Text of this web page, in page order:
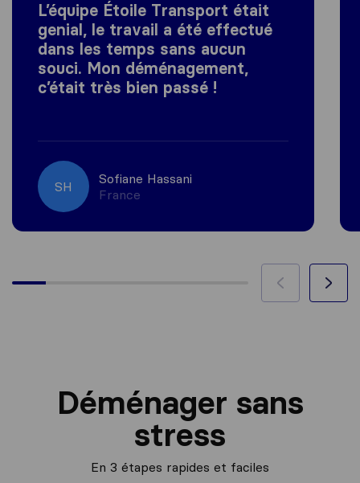
L’équipe Étoile Transport était
genial, le travail a été effectué
dans les temps sans aucun
souci. Mon déménagement,
c’était très bien passé !
SH
Sofiane Hassani
France
Déménager sans
stress
En 3 étapes rapides et faciles